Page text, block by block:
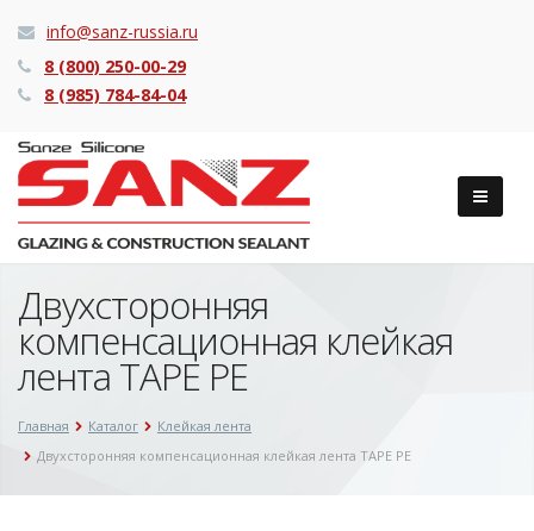
info@sanz-russia.ru
8 (800) 250-00-29
8 (985) 784-84-04
Двухсторонняя
компенсационная клейкая
лента TAPE PE
Главная Каталог
Клейкая лента
Двухсторонняя компенсационная клейкая лента TAPE PE